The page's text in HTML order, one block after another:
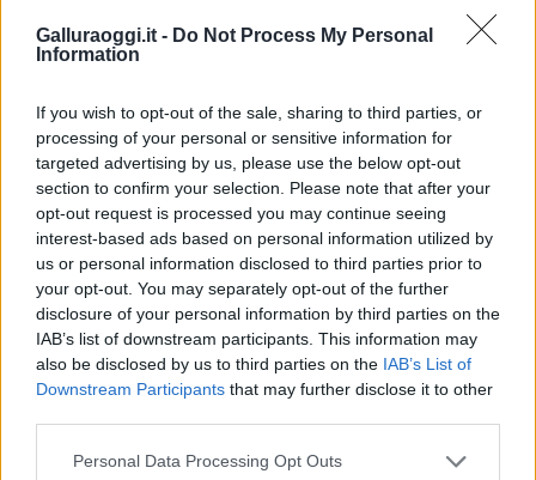
Galluraoggi.it - Do Not Process My Personal
Information
If you wish to opt-out of the sale, sharing to third parties, or
processing of your personal or sensitive information for
targeted advertising by us, please use the below opt-out
section to confirm your selection. Please note that after your
opt-out request is processed you may continue seeing
interest-based ads based on personal information utilized by
us or personal information disclosed to third parties prior to
your opt-out. You may separately opt-out of the further
disclosure of your personal information by third parties on the
IAB’s list of downstream participants. This information may
also be disclosed by us to third parties on the IAB’s List of
Downstream Participants that may further disclose it to other
Please note that this website/app uses one or more Google
Personal Data Processing Opt Outs
Coronavirus Sardegna
Entra nel canale telegram di
GalluraOggi.it
Inviaci le tue segnalazioni,
i tuoi video e le tue foto
Su WhatsApp al numero +39
345 356 7512